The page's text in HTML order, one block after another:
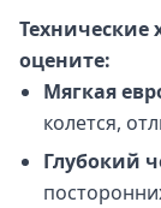
Технические
оцените:
Мягкая
колется,
Глубокий